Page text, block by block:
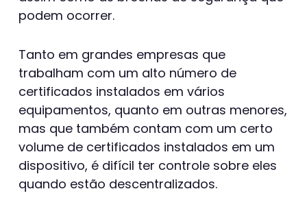
podem ocorrer.
Tanto em grandes empresas que
trabalham com um alto número de
certificados instalados em vários
equipamentos, quanto em outras menores,
mas que também contam com um certo
volume de certificados instalados em um
dispositivo, é difícil ter controle sobre eles
quando estão descentralizados.